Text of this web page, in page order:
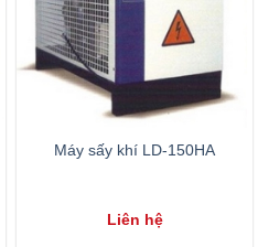
Máy sấy khí LD-150HA
Liên hệ